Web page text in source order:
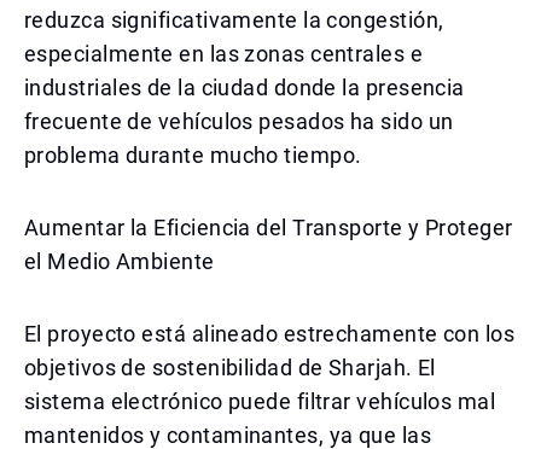
reduzca significativamente la congestión,
especialmente en las zonas centrales e
industriales de la ciudad donde la presencia
frecuente de vehículos pesados ha sido un
problema durante mucho tiempo.
Aumentar la Eficiencia del Transporte y Proteger
el Medio Ambiente
El proyecto está alineado estrechamente con los
objetivos de sostenibilidad de Sharjah. El
sistema electrónico puede filtrar vehículos mal
mantenidos y contaminantes, ya que las